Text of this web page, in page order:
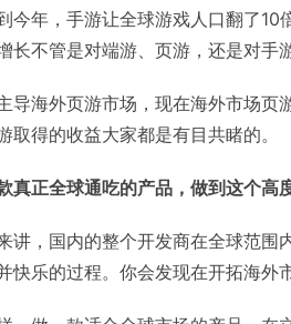
今年，手游让全球游戏人口翻了
长不管是对端游、页游，还是对手
导海外页游市场，现在海外市场页
取得的收益大家都是有目共睹的。
真正全球通吃的产品，做到这个高
讲，国内的整个开发商在全球范围
快乐的过程。你会发现在开拓海外